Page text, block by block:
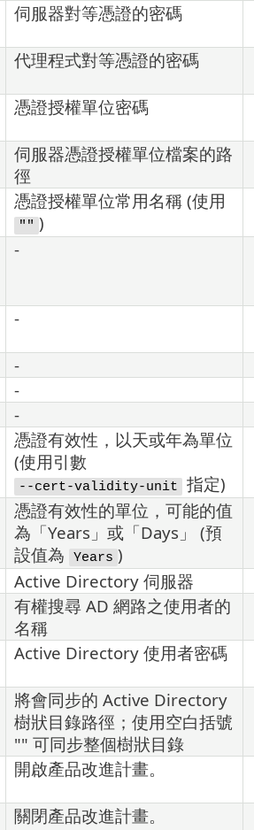
伺服器對等憑證的密碼
代理程式對等憑證的密碼
憑證授權單位密碼
伺服器憑證授權單位檔案的路
徑
憑證授權單位常用名稱 (使用
"" )
-
-
-
-
-
憑證有效性，以天或年為單位
(使用引數
--cert-validity-unit 指定)
憑證有效性的單位，可能的值
為「Years」或「Days」 (預
設值為
Years )
Active Directory 伺服器
有權搜尋 AD 網路之使用者的
名稱
Active Directory 使用者密碼
將會同步的 Active Directory
樹狀目錄路徑；使用空白括號
"" 可同步整個樹狀目錄
開啟產品改進計畫。
關閉產品改進計畫。